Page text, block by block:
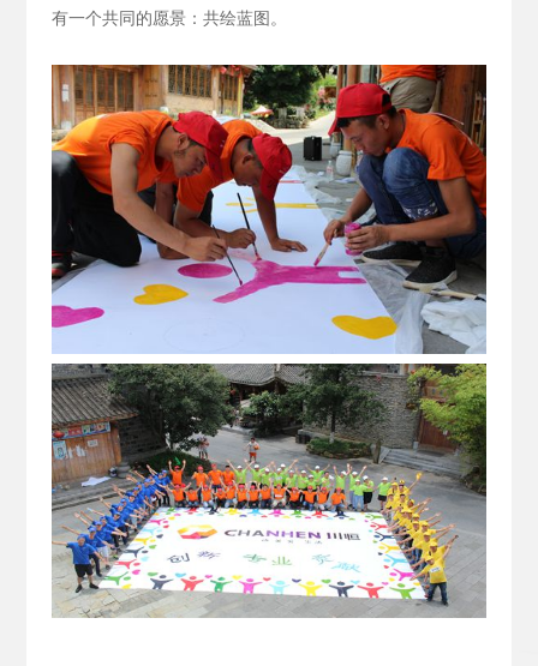
有一个共同的愿景：共绘蓝图。